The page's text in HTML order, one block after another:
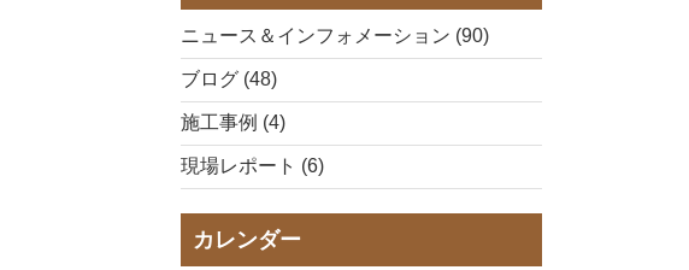
ニュース＆インフォメーション (90)
ブログ (48)
施工事例 (4)
現場レポート (6)
カレンダー